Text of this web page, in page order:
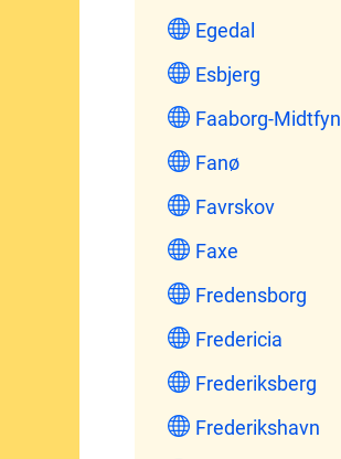
Egedal
Esbjerg
Faaborg-Midtfyn
Fanø
Favrskov
Faxe
Fredensborg
Fredericia
Frederiksberg
Frederikshavn